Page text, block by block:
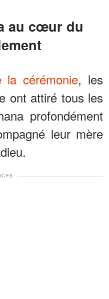
cérémonie, les
ont attiré tous les
profondément
leur mère